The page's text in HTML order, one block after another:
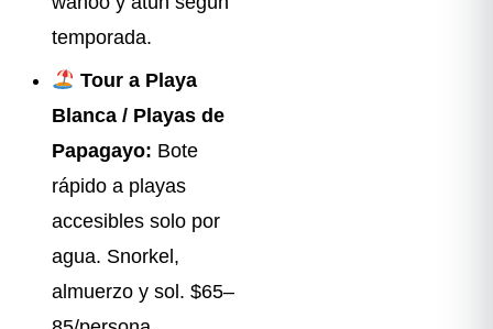
temporada.
Tour a Playa
Blanca / Playas de
Papagayo: Bote
rápido a playas
accesibles solo por
agua. Snorkel,
almuerzo y sol. $65–